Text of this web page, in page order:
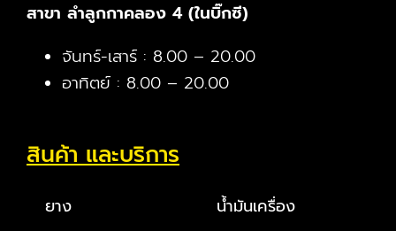
สาขา ลำลูกกาคลอง 4 (ในบิ๊กซี)
จันทร์-เสาร์ : 8.00 – 20.00
อาทิตย์ : 8.00 – 20.00
สินค้า และบริการ
ยาง
น้ำมันเครื่อง